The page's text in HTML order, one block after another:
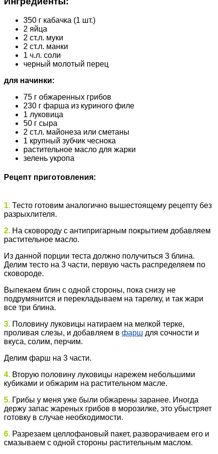
350 г кабачка (1 шт.)
2 яйца
2 ст.л. муки
2 ст.л. манки
1 ч.л. соли
черный молотый перец
для начинки:
75 г обжаренных грибов
230 г фарша из куриного филе
1 луковица
50 г сыра
2 ст.л. майонеза или сметаны
1 крупный зубчик чеснока
растительное масло для жарки
зелень укропа
Рецепт приготовления:
1. Тесто готовим аналогично вышестоящему рецепту без
разрыхлителя.
2. На сковороду с антипригарным покрытием добавляем
растительное масло.
Из данной порции теста должно получиться 3 блина.
Делим тесто на 3 части, первую часть распределяем по
сковороде.
Выпекаем блин с одной стороны, пока снизу не
подрумянится и перекладываем на тарелку, и так жари
все три блина.
3. Половину луковицы натираем на мелкой терке,
проливая слезы, и добавляем в фарш для сочности и
вкуса, солим, перчим.
Делим фарш на 3 части.
4. Вторую половину луковицы нарежем небольшими
кубиками и обжарим на растительном масле.
5. Грибы у меня уже были обжарены заранее. Иногда
держу запас жареных грибов в морозилке, это убыстряет
готовку в случае необходимости.
6. Разрезаем целлофановый пакет, разворачиваем его и
смазываем с одной стороны растительным маслом.